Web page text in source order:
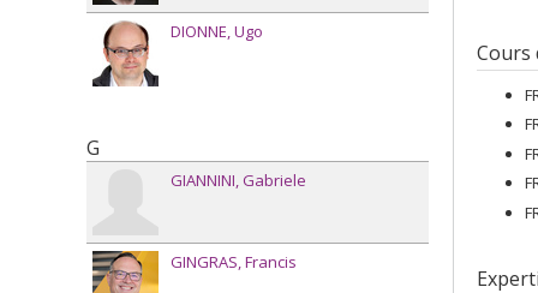
Cours
DIONNE Ugo
G
GIANNINI Gabriele
GINGRAS Francis